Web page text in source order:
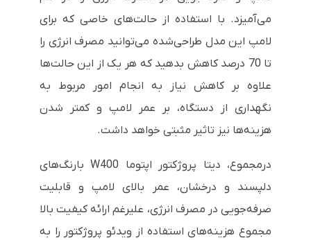
می‌آمیزد. با استفاده از حالت‌های خاصی که برای
لامپ این مدل طراحی‌شده می‌توانید مصرف انرژی را
تا 70 درصد کاهش بدهید که هر یک از این حالت‌ها
علاوه بر کاهش نیاز به انجام امور مربوط به
نگهداری از دستگاه، بر عمر لامپ و کمتر شدن
هزینه‌ها نیز تاثیر مثبتی خواهد داشت.
درمجموع، دیتا پروژکتور اپتوما W400بارنگ‌های
دلپسند و درخشان، عمر بالای لامپ و قابلیت
صرفه‌جویی در مصرف انرژی، علیرغم ارائه کیفیت بالا
مجموع هزینه‌های استفاده از ویدئو پروژکتور را به